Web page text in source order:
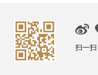
扫一